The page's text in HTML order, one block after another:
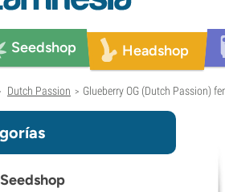
Seedshop Headshop
Dutch Passion > Glueberry OG (Dutch Passion)
Seedshop